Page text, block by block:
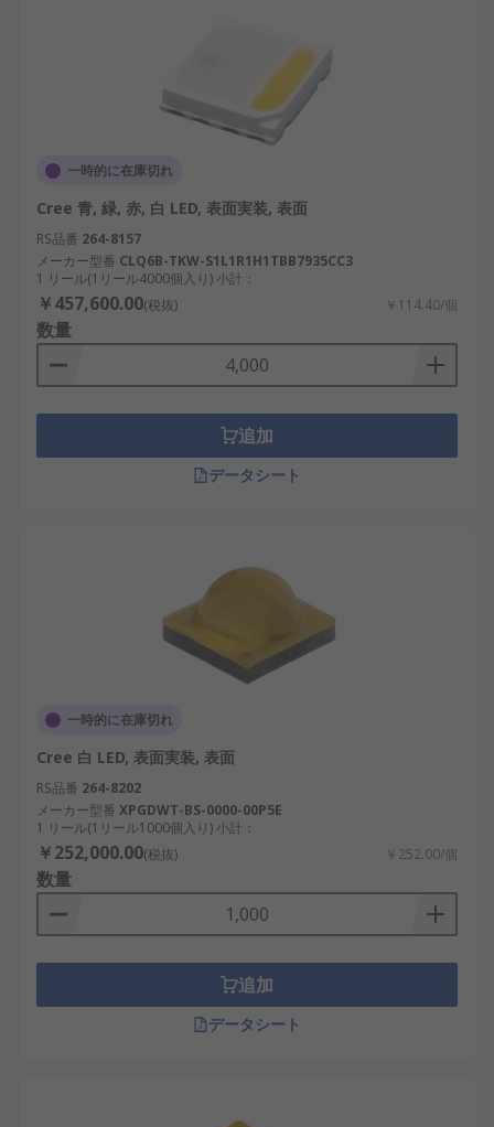
一時的に在庫切れ
Cree 青, 緑, 赤, 白 LED, 表面実装, 表面
RS品番 264-8157
メーカー型番 CLQ6B-TKW-S1L1R1H1TBB7935CC3
1 リール(1リール4000個入り) 小計：
￥457,600.00(税抜) ￥114.40/個
数量
追加
データシート
一時的に在庫切れ
Cree 白 LED, 表面実装, 表面
RS品番 264-8202
メーカー型番 XPGDWT-BS-0000-00P5E
1 リール(1リール1000個入り) 小計：
￥252,000.00(税抜) ￥252.00/個
数量
追加
データシート